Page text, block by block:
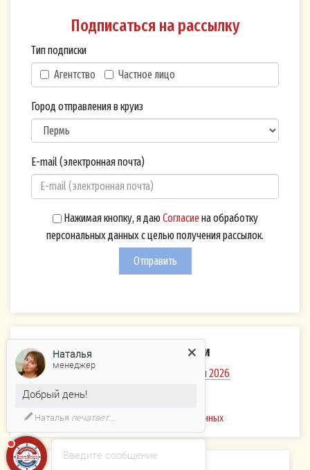
Подписаться на рассылку
Тип подписки
Агентство
Частное лицо
Город отправления в круиз
E-mail (электронная почта)
Нажимая кнопку, я даюСогласиена обработку
персональных данных с целью получения рассылок.
Отправить
Каталоги компании
Речные и озёрные круизы 2026
обработки персональных данных
Введите сообщение
Наталья
менеджер
Добрый день!
Наталья печатает...